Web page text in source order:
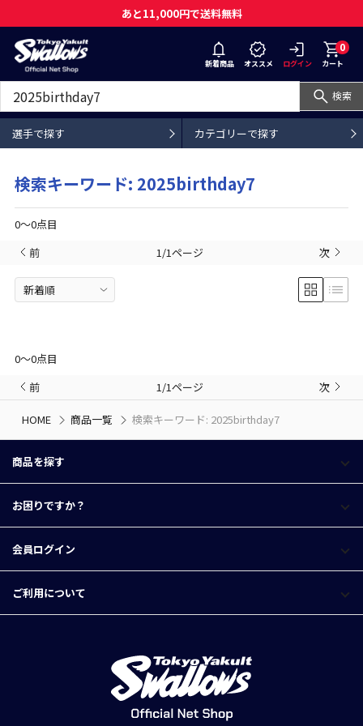
あと11,000円で送料無料
新着商品 オススメ ログイン
0
カート
検索
選手で探す カテゴリーで探す
検索キーワード: 2025birthday7
0〜0点目
前
1/1ページ 次
0〜0点目
前
1/1ページ 次
HOME 商品一覧 検索キーワード: 2025birthday7
商品を探す
お困りですか？
会員ログイン
ご利用について